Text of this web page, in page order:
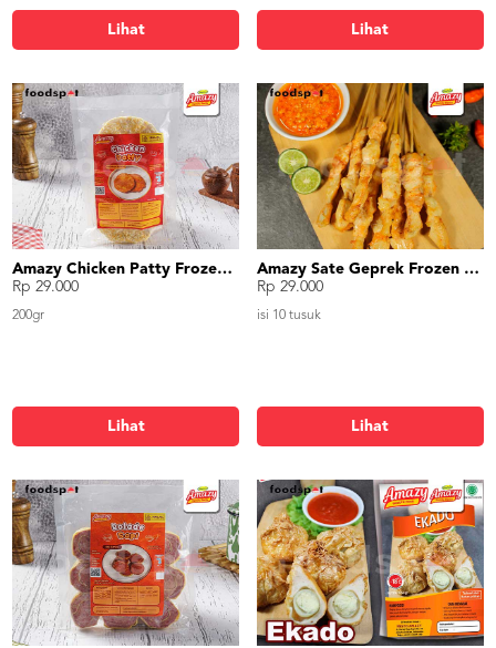
Lihat Lihat
Amazy Chicken Patty Frozen Food
Rp 29.000
200gr
Lihat
Amazy Sate Geprek Frozen Food
Rp 29.000
isi 10 tusuk
Lihat